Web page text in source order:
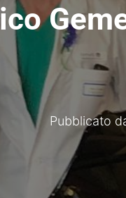
Pubblicato